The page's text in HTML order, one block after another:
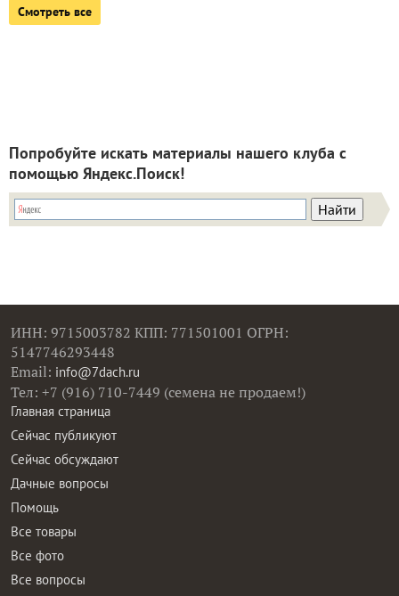
Смотреть все
Попробуйте искать материалы нашего клуба с
помощью Яндекс.Поиск!
ИНН: 9715003782 КПП: 771501001 ОГРН:
5147746293448
Email: info@7dach.ru
Тел: +7 (916) 710-7449 (семена не продаем!)
Главная страница
Сейчас публикуют
Сейчас обсуждают
Дачные вопросы
Помощь
Все товары
Все фото
Все вопросы